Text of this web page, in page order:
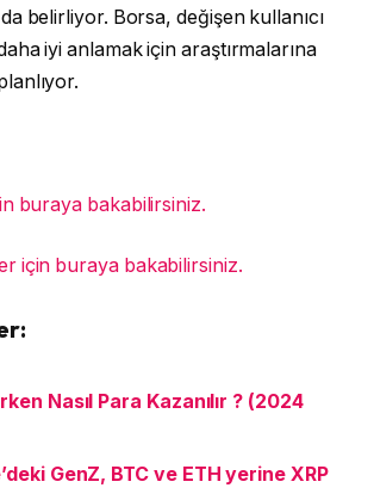
belirliyor. Borsa, değişen kullanıcı
iyi anlamak için araştırmalarına
buraya bakabilirsiniz.
için buraya bakabilirsiniz.
Nasıl Para Kazanılır ? (2024
GenZ, BTC ve ETH yerine XRP